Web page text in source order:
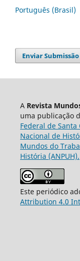
Português (Brasil)
Enviar Submissão
A Revista
uma publicação
Federal de Santa
Nacional de
Mundos do
História (ANPUH).
Este periódico
Attribution 4.0